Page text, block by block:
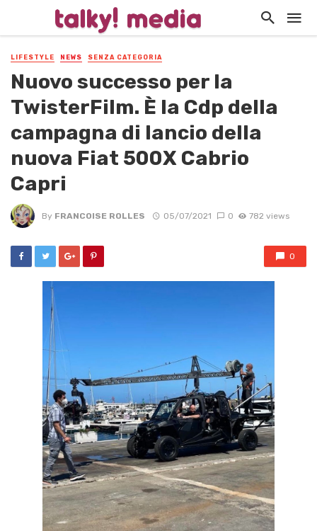
LIFESTYLE NEWS SENZA CATEGORIA
Nuovo successo per la
TwisterFilm. È la Cdp della
campagna di lancio della
nuova Fiat 500X Cabrio
Capri
By FRANCOISE ROLLES 05/07/2021 0 782 views
0